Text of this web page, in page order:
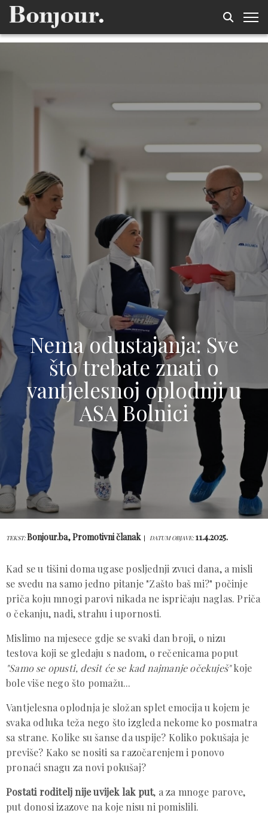
Nema odustajanja: Sve
što trebate znati o
vantjelesnoj oplodnji u
ASA Bolnici
TEKST:Bonjour.ba, Promotivni članak DATUM OBJAVE: 11.4.2025.
Kad se u tišini doma ugase posljednji zvuci dana, a misli
se svedu na samo jedno pitanje "Zašto baš mi?" počinje
priča koju mnogi parovi nikada ne ispričaju naglas. Priča
o čekanju, nadi, strahu i upornosti.
Mislimo na mjesece gdje se svaki dan broji, o nizu
testova koji se gledaju s nadom, o rečenicama poput
"Samo se opusti, desit će se kad najmanje očekuješ"koje
bole više nego što pomažu...
Vantjelesna oplodnja je složan splet emocija u kojem je
svaka odluka teža nego što izgleda nekome ko posmatra
sa strane. Kolike su šanse da uspije? Koliko pokušaja je
previše? Kako se nositi sa razočarenjem i ponovo
pronaći snagu za novi pokušaj?
Postati roditelj nije uvijek lak put, a za mnoge parove,
put donosi izazove na koje nisu ni pomislili.